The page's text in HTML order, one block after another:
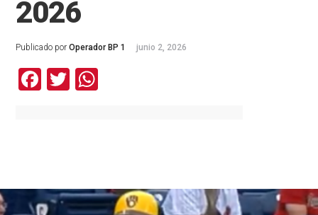
2026
Publicado por Operador BP 1 junio 2, 2026
Facebook
TwitterWhatsApp